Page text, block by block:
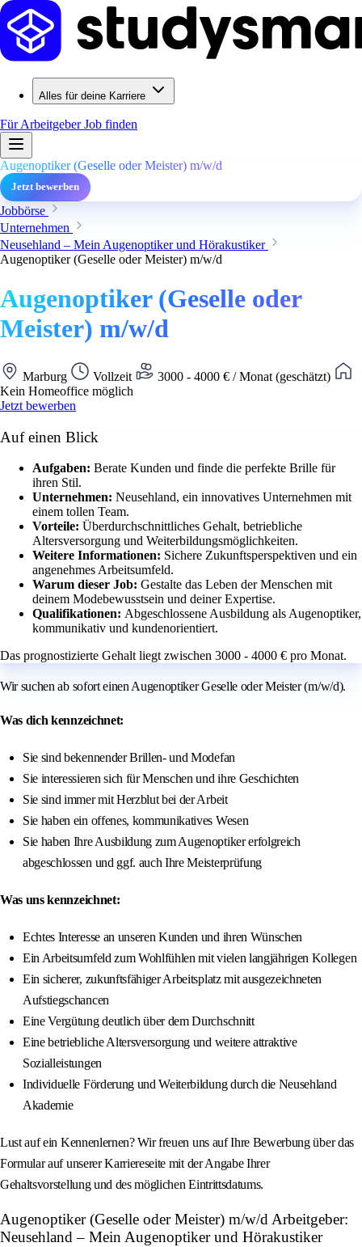
Alles für deine Karriere
Für ArbeitgeberJob finden
Augenoptiker (Geselle oder Meister) m/w/d
Jetzt bewerben
Jobbörse
Unternehmen
Neusehland – Mein Augenoptiker und Hörakustiker
Augenoptiker (Geselle oder Meister) m/w/d
Augenoptiker (Geselle oder
Meister) m/w/d
Marburg Vollzeit
3000 - 4000 € / Monat (geschätzt)
Kein Homeoffice möglich
Jetzt bewerben
Auf einen Blick
Aufgaben: Berate Kunden und finde die perfekte Brille für
ihren Stil.
Unternehmen: Neusehland, ein innovatives Unternehmen mit
einem tollen Team.
Vorteile: Überdurchschnittliches Gehalt, betriebliche
Altersversorgung und Weiterbildungsmöglichkeiten.
Weitere Informationen: Sichere Zukunftsperspektiven und ein
angenehmes Arbeitsumfeld.
Warum dieser Job: Gestalte das Leben der Menschen mit
deinem Modebewusstsein und deiner Expertise.
Qualifikationen: Abgeschlossene Ausbildung als Augenoptiker,
kommunikativ und kundenorientiert.
Das prognostizierte Gehalt liegt zwischen 3000 - 4000 € pro Monat.
Wir suchen ab sofort einen Augenoptiker Geselle oder Meister (m/w/d).
Was dich kennzeichnet:
Sie sind bekennender Brillen- und Modefan
Sie interessieren sich für Menschen und ihre Geschichten
Sie sind immer mit Herzblut bei der Arbeit
Sie haben ein offenes, kommunikatives Wesen
Sie haben Ihre Ausbildung zum Augenoptiker erfolgreich
abgeschlossen und ggf. auch Ihre Meisterprüfung
Was uns kennzeichnet:
Echtes Interesse an unseren Kunden und ihren Wünschen
Ein Arbeitsumfeld zum Wohlfühlen mit vielen langjährigen Kollegen
Ein sicherer, zukunftsfähiger Arbeitsplatz mit ausgezeichneten
Aufstiegschancen
Eine Vergütung deutlich über dem Durchschnitt
Eine betriebliche Altersversorgung und weitere attraktive
Sozialleistungen
Individuelle Förderung und Weiterbildung durch die Neusehland
Akademie
Lust auf ein Kennenlernen? Wir freuen uns auf Ihre Bewerbung über das
Formular auf unserer Karriereseite mit der Angabe Ihrer
Gehaltsvorstellung und des möglichen Eintrittsdatums.
Augenoptiker (Geselle oder Meister) m/w/d Arbeitgeber:
Neusehland – Mein Augenoptiker und Hörakustiker